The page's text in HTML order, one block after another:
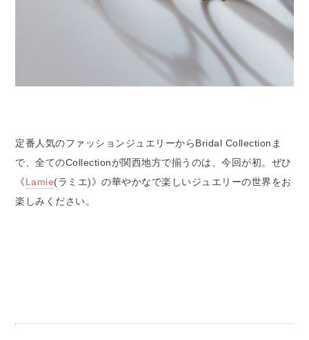
定番人気のファッションジュエリーからBridal Collectionま
で、全てのCollectionが関西地方で揃うのは、今回が初。ぜひ
《Lamie(ラミエ)》の華やかなで楽しいジュエリーの世界をお
楽しみください。